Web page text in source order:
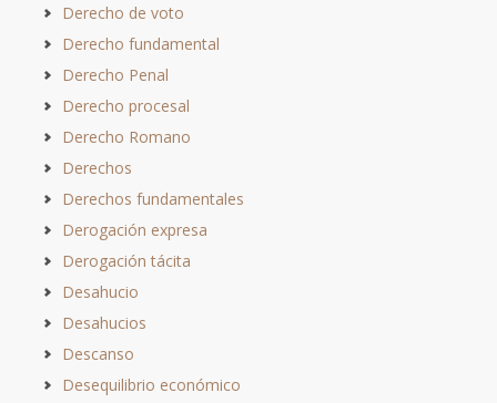
Derecho de voto
Derecho fundamental
Derecho Penal
Derecho procesal
Derecho Romano
Derechos
Derechos fundamentales
Derogación expresa
Derogación tácita
Desahucio
Desahucios
Descanso
Desequilibrio económico